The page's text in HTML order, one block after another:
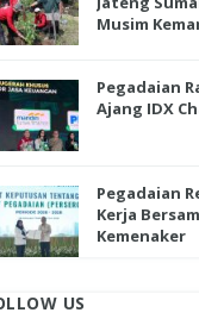
Musim
Pegadaian
Ajang IDX
Pegadaian
Kerja
Kemenaker
US